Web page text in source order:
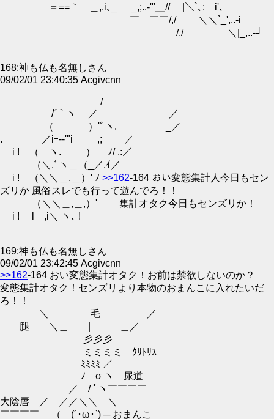
＝==｀ゝ＿,.i､_ _,;..-'"＿// |＼`､: i'､
￣ ￣￣/,/ ＼＼`_',..-i
/,/ ＼|_,..-┘
168:神も仏も名無しさん
09/02/01 23:40:35 Acgivcnn
/
/⌒ ヽ ／ ／
（ ）'ﾞヽ. _／
. ／iｰ-‐'"i ,; ／
i ! （ ヽ. ） ﾉ/ .:／
（＼.ﾞヽ＿（_／,ｲ／
i ! （＼＼＿,＿）' ﾉ >>162-164 おい変態集計人今日もセン
ズリか 風俗スレでも行って遊んでろ！！
（＼＼＿,＿,）' 集計オタク今日もセンズリか！
i ! l ,i＼ ヽ､ !
169:神も仏も名無しさん
09/02/01 23:42:45 Acgivcnn
>>162-164 おい変態集計オタク！お前は禁欲しないのか？
変態集計オタク！センズリより本物のおまんこに入れたいだ
ろ！！
＼ 毛 ／
腿 ＼＿ | ＿／
彡彡彡
ミミミミ ｸﾘﾄﾘｽ
ﾐﾐﾐﾐ ／￣￣￣￣
ﾉ σ ヽ 尿道
／ / ﾟヽ￣￣￣￣
大陰唇 ／ ／／＼＼ ＼
￣￣￣￣ （ (´･ω･`) ─ おまんこ